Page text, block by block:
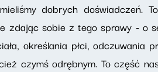
dobrych doświadczeń.
zdając sobie z tego sprawy - o
określania płci, odczuwania
czymś odrębnym. To część